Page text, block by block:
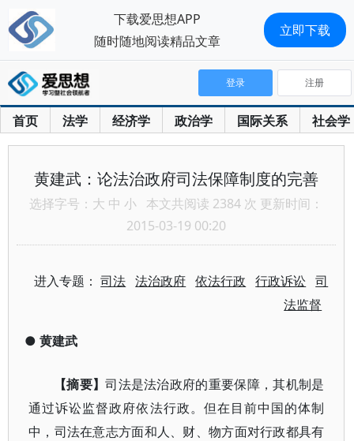
首页 法学 经济学 政治学 国际关系 社会学
登录 注册
黄建武：论法治政府司法保障制度的完善
选择字号： 大 中 小 本文共阅读 2384 次 更新时间：
2015-03-19 00:20
进入专题：司法 法治政府 依法行政 行政诉讼 司
法监督
● 黄建武
【摘要】司法是法治政府的重要保障，其机制是
通过诉讼监督政府依法行政。但在目前中国的体制
中，司法在意志方面和人、财、物方面对行政都具有
下载爱思想APP
随时随地阅读精品文章
立即下载